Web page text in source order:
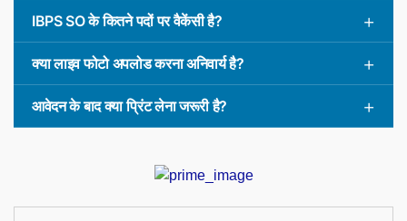
IBPS SO के कितने पदों पर वैकेंसी है?
क्या लाइव फोटो अपलोड करना अनिवार्य है?
आवेदन के बाद क्या प्रिंट लेना जरूरी है?